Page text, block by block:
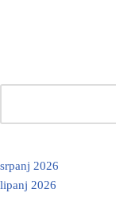
srpanj 2026
lipanj 2026